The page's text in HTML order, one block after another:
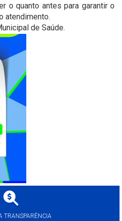
o quanto antes para garantir o
atendimento.
de Saúde.
TRANSPARÊNCIA